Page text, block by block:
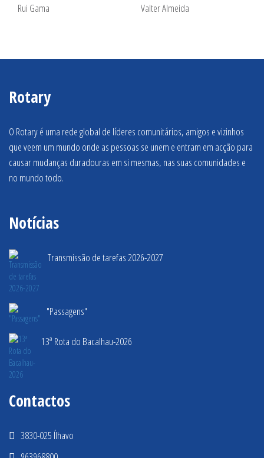
Rui Gama Valter Almeida
Rotary
O Rotary é uma rede global de líderes comunitários, amigos e vizinhos
que veem um mundo onde as pessoas se unem e entram em acção para
causar mudanças duradouras em si mesmas, nas suas comunidades e
no mundo todo.
Notícias
Transmissão de tarefas 2026-2027
"Passagens"
13ª Rota do Bacalhau-2026
Contactos
3830-025 Ílhavo